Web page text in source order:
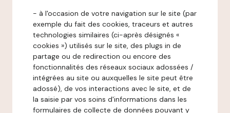
- à l'occasion de votre navigation sur le site (par
exemple du fait des cookies, traceurs et autres
technologies similaires (ci-après désignés «
cookies ») utilisés sur le site, des plugs in de
partage ou de redirection ou encore des
fonctionnalités des réseaux sociaux adossées /
intégrées au site ou auxquelles le site peut être
adossé), de vos interactions avec le site, et de
la saisie par vos soins d'informations dans les
formulaires de collecte de données pouvant y